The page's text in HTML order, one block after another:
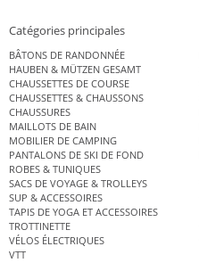
Catégories principales
BÂTONS DE RANDONNÉE
HAUBEN & MÜTZEN GESAMT
CHAUSSETTES DE COURSE
CHAUSSETTES & CHAUSSONS
CHAUSSURES
MAILLOTS DE BAIN
MOBILIER DE CAMPING
PANTALONS DE SKI DE FOND
ROBES & TUNIQUES
SACS DE VOYAGE & TROLLEYS
SUP & ACCESSOIRES
TAPIS DE YOGA ET ACCESSOIRES
TROTTINETTE
VÉLOS ÉLECTRIQUES
VTT